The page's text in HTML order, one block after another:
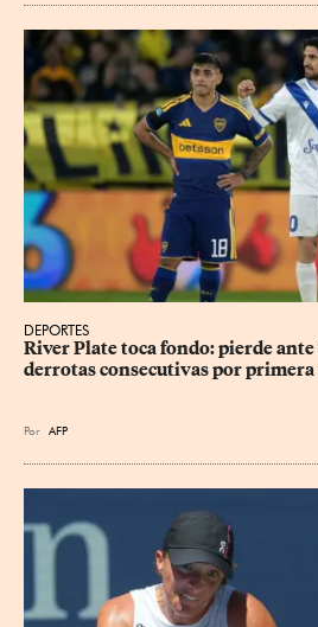
DEPORTES
River Plate toca fondo: pierde
derrotas consecutivas por primera
Por AFP